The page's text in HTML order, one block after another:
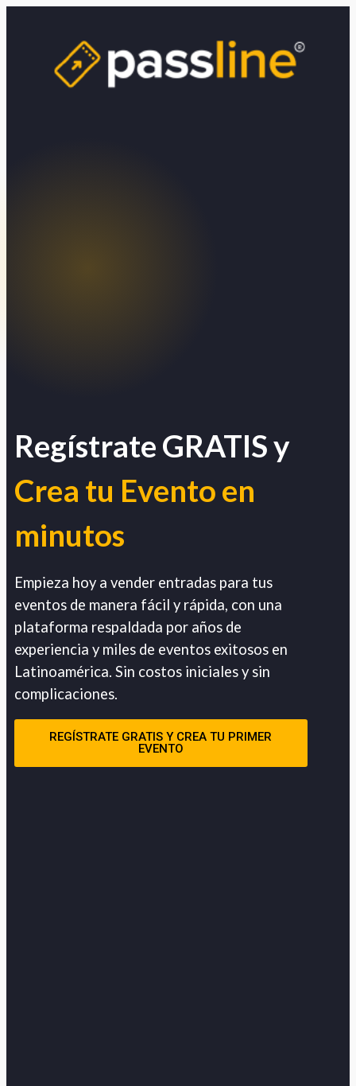
Regístrate GRATIS y
Crea tu Evento en
minutos
Empieza hoy a vender entradas para tus
eventos de manera fácil y rápida, con una
plataforma respaldada por años de
experiencia y miles de eventos exitosos en
Latinoamérica. Sin costos iniciales y sin
complicaciones.
REGÍSTRATE GRATIS Y CREA TU PRIMER
EVENTO